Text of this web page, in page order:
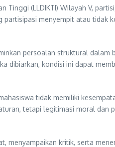
(LLDIKTI) Wilayah V,
menyempit atau tidak
persoalan struktural dalam
dibiarkan, kondisi ini dapat
tidak memiliki
tetapi legitimasi moral dan
kritik, serta